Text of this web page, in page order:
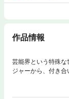
作品情報
芸能界という特殊
ジャーから、付き合
抱いていた涼は